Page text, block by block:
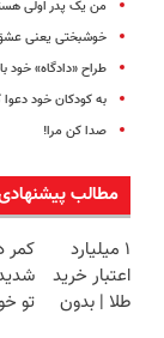
من یک پدر اولی
خوشبختی یعنی عشق
طراح «دادگاه» خود
به کودکان خود دعوا
صدا کن مرا!
مطالب
۱ میلیارد
اعتبار خرید
طلا | بدون
کمر
تو